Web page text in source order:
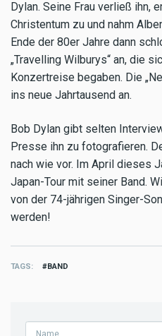
Dylan. Seine Frau verließ ihn,
Christentum zu und nahm
Ende der 80er Jahre dann
„Travelling Wilburys“ an, die
Konzertreise begaben. Die
ins neue Jahrtausend an.
Bob Dylan gibt selten
Presse ihn zu fotografieren.
nach wie vor. Im April dieses
Japan-Tour mit seiner Band.
von der 74-jährigen Singer-
werden!
TAGS BAND